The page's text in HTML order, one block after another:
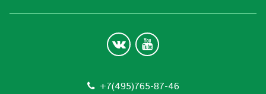
+7(495)765-87-46